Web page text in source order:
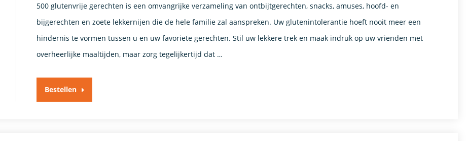
500 glutenvrije gerechten is een omvangrijke verzameling van ontbijtgerechten, snacks, amuses, hoofd- en
bijgerechten en zoete lekkernijen die de hele familie zal aanspreken. Uw glutenintolerantie hoeft nooit meer een
hindernis te vormen tussen u en uw favoriete gerechten. Stil uw lekkere trek en maak indruk op uw vrienden met
overheerlijke maaltijden, maar zorg tegelijkertijd dat …
Bestellen